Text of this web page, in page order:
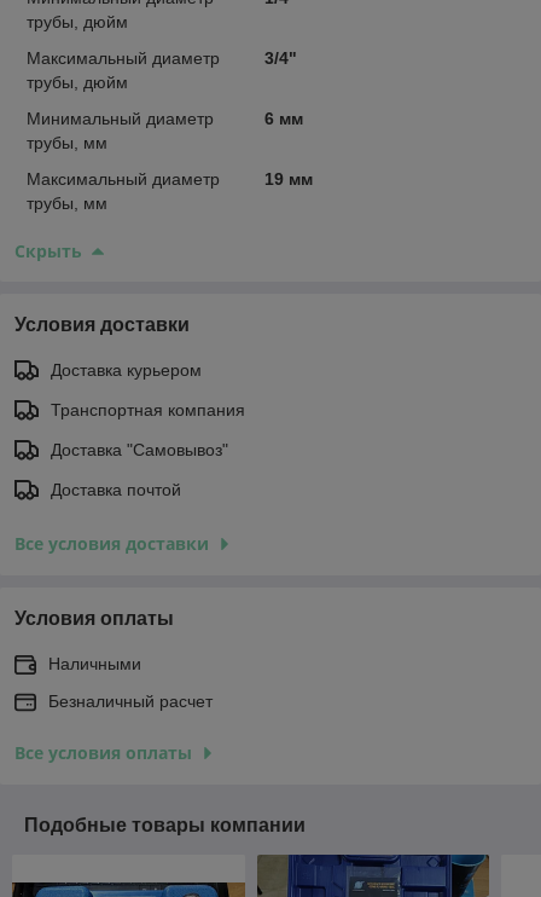
трубы, дюйм
Максимальный диаметр
трубы, дюйм
3/4"
Минимальный диаметр
трубы, мм
6 мм
Максимальный диаметр
трубы, мм
19 мм
Скрыть
Условия доставки
Доставка курьером
Транспортная компания
Доставка "Самовывоз"
Доставка почтой
Все условия доставки
Условия оплаты
Наличными
Безналичный расчет
Все условия оплаты
Подобные товары компании